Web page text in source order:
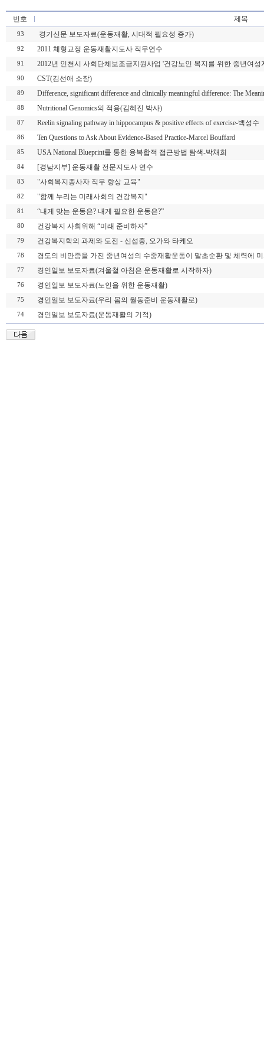
번호 제목
93 경기신문 보도자료(운동재활, 시대적 필요성 증가)
92 2011 체형교정 운동재활지도사 직무연수
91 2012년 인천시 사회단체보조금지원사업 '건강노인 복지를 위한 중년여성
90 CST(김선애 소장)
89 Difference, significant difference and clinically meaningful difference: The
88 Nutritional Genomics의 적용(김혜진 박사)
87 Reelin signaling pathway in hippocampus & positive effects of exercise-백성수
86 Ten Questions to Ask About Evidence-Based Practice-Marcel Bouffard
85 USA National Blueprint를 통한 융복합적 접근방법 탐색-박채희
84 [경남지부] 운동재활 전문지도사 연수
83 "사회복지종사자 직무 향상 교육"
82 "함께 누리는 미래사회의 건강복지"
81 “내게 맞는 운동은? 내게 필요한 운동은?”
80 건강복지 사회위해 “미래 준비하자”
79 건강복지학의 과제와 도전 - 신섭중, 오가와 타케오
78 경도의 비만증을 가진 중년여성의 수중재활운동이 말초순환 및 체력에
77 경인일보 보도자료(겨울철 아침은 운동재활로 시작하자)
76 경인일보 보도자료(노인을 위한 운동재활)
75 경인일보 보도자료(우리 몸의 월동준비 운동재활로)
74 경인일보 보도자료(운동재활의 기적)